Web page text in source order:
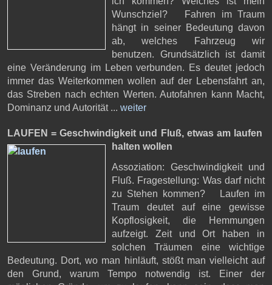
Wunschziel? Fahren im Traum
hängt in seiner Bedeutung davon
ab, welches Fahrzeug wir
benutzen. Grundsätzlich ist damit
eine Veränderung im Leben verbunden. Es deutet jedoch
immer das Weiterkommen wollen auf der Lebensfahrt an,
das Streben nach echten Werten. Autofahren kann Macht,
Dominanz und Autorität ... weiter
LAUFEN = Geschwindigkeit und Fluß, etwas am laufen
halten wollen
Assoziation: Geschwindigkeit und
Fluß. Fragestellung: Was darf nicht
zu Stehen kommen? Laufen im
Traum deutet auf eine gewisse
Kopflosigkeit, die Hemmungen
aufzeigt. Zeit und Ort haben in
solchen Träumen eine wichtige
Bedeutung. Dort, wo man hinläuft, stößt man vielleicht auf
den Grund, warum Tempo notwendig ist. Einer der